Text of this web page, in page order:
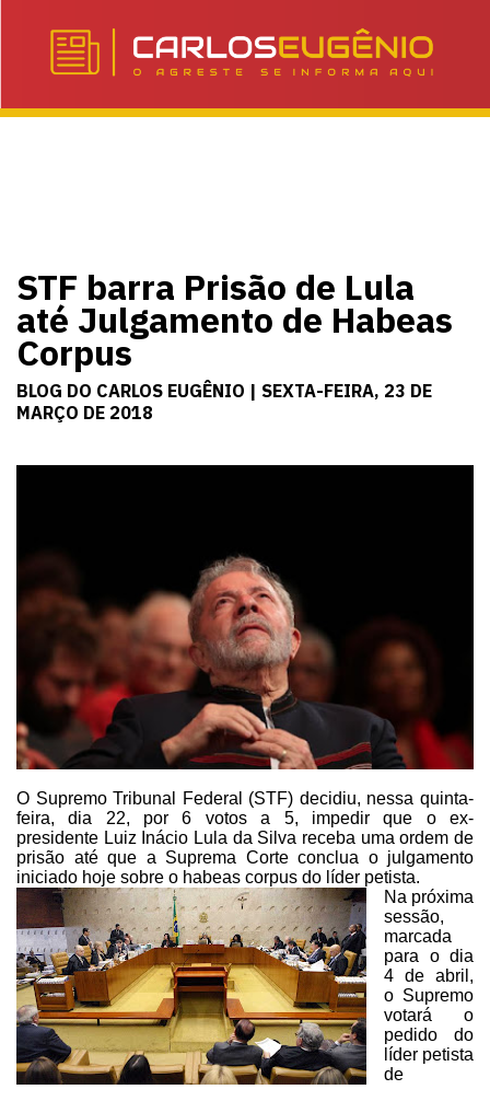
STF barra Prisão de Lula
até Julgamento de Habeas
Corpus
BLOG DO CARLOS EUGÊNIO | SEXTA-FEIRA, 23 DE
MARÇO DE 2018
O Supremo Tribunal Federal (STF) decidiu, nessa quinta-
feira, dia 22, por 6 votos a 5, impedir que o ex-
presidente Luiz Inácio Lula da Silva receba uma ordem de
prisão atéque a Suprema Corte conclua o julgamento
iniciado hoje sobre o habeas corpus do líder petista.
Na próxima
sessão,
marcada
para o dia
4 de abril,
o Supremo
votará o
pedido do
líder petista
de